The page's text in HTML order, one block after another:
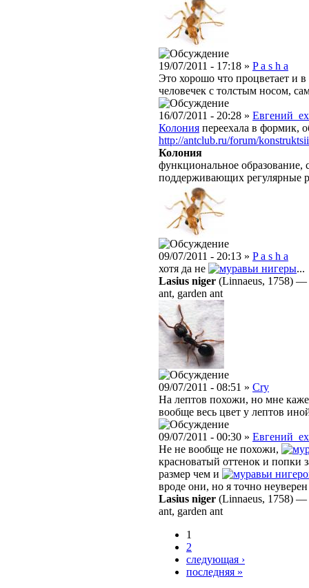
19/07/2011 - 17:18 » P a s h a
Это хорошо что процветает и
человечек с толстым носом,
16/07/2011 - 20:28 »
Колония переехала в формик,
http://antclub.ru/forum/
Колония
функциональное образование,
поддерживающих регулярные
09/07/2011 - 20:13 » P a s h a
хотя да не
нигеры...
Lasius niger (Linnaeus, 1758) —
ant, garden ant
09/07/2011 - 08:51 » Cry
На лептов похожи, но мне
вообще весь цвет у лептов
09/07/2011 - 00:30 »
Не не вообще не похожи,
красноватый оттенок и попки
размер чем и
вроде они, но я точно
Lasius niger (Linnaeus, 1758) —
ant, garden ant
1
2
следующая ›
последняя »